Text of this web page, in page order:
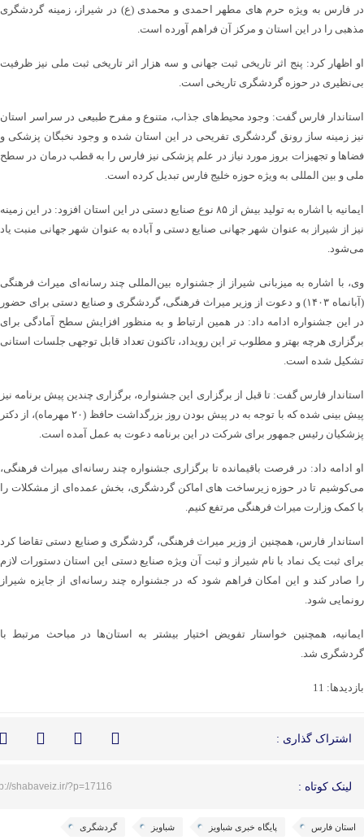
در فارس به ویژه حرم ‎های مطهر احمدی و محمدی (ع) در شیراز، زمینه گردشگری
مذهبی را در این استان و مرکز آن فراهم آورده است.
او اظهار کرد: پنج اثر تاریخی ثبت جهانی و سه هزار اثر تاریخی ثبت ملی نیز ظرفیت
بی‌نظیری در حوزه گردشگری تاریخی است.
استاندار فارس گفت: وجود محیط‌های جذاب، متنوع و مفرح طبیعی در سراسر استان
نیز زمینه ساز رونق گردشگری تفریحی در این استان شده و وجود نخبگان پزشکی و
فضاها و تجهیزات بروز مورد نیاز در علم پزشکی نیز فارس را به قطب درمان در سطح
ملی و بین المللی به ویژه حوزه خلیج فارس تبدیل کرده است.
ایمانیه با اشاره به تولید بیش از ۸۵ نوع صنایع دستی در این استان افزود: در این زمینه
نیز از شیراز به عنوان شهر جهانی صنایع دستی و آباده به عنوان شهر جهانی منبت یاد
می‌شود.
وی، با اشاره به میزبانی شیراز از جشنواره بین‌المللی چند رسانه‌ای میراث فرهنگی
(آبانماه ۱۴۰۳) و دعوت از وزیر میراث فرهنگی، گردشگری و صنایع دستی برای حضور
در این جشنواره ادامه داد: در همین ارتباط و به منظور افزایش سطح آمادگی برای
برگزاری هرچه بهتر و مطلوب تر این رویداد، تاکنون تعداد قابل توجهی جلسات استانی
تشکیل شده است.
استاندار فارس گفت: تا قبل از برگزاری این جشنواره، برگزاری چندین پیش برنامه نیز
پیش بینی شده که با توجه به در پیش بودن روز بزرگداشت حافظ (۲۰ مهرماه)، از دکتر
پزشکیان رئیس جمهور برای شرکت در این برنامه دعوت به عمل آمده است.
او ادامه داد: در فرصت باقیمانده تا برگزاری جشنواره چند رسانه‌ای میراث فرهنگی،
می‌کوشیم تا در حوزه زیرساخت های اماکن گردشگری، بخش عمده‌ای از مشکلات را
با کمک وزارت میراث فرهنگی مرتفع کنیم.
استاندار فارس، همچنین از وزیر میراث فرهنگی، گردشگری و صنایع دستی تقاضا کرد
برای ثبت یک نماد با نام شیراز و ثبت آن ویژه صنایع دستی این استان دستورات لازم
را صادر کند و این امکان فراهم شود که در جشنواره چند رسانه‌ای از جایزه شیراز
رونمایی شود.
ایمانیه، همچنین خواستار تفویض اختیار بیشتر به استان‌ها در مباحث مرتبط با
گردشگری شد.
بازدیدها: 11
اشتراک گذاری :
لینک کوتاه : shabaveiz.ir/?p=17116
استان فارس پایگاه خبری شباویز شباویز گردشگری